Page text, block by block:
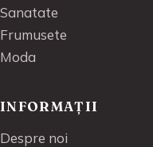
Sanatate
Frumusete
Moda
INFORMAȚII
Despre noi